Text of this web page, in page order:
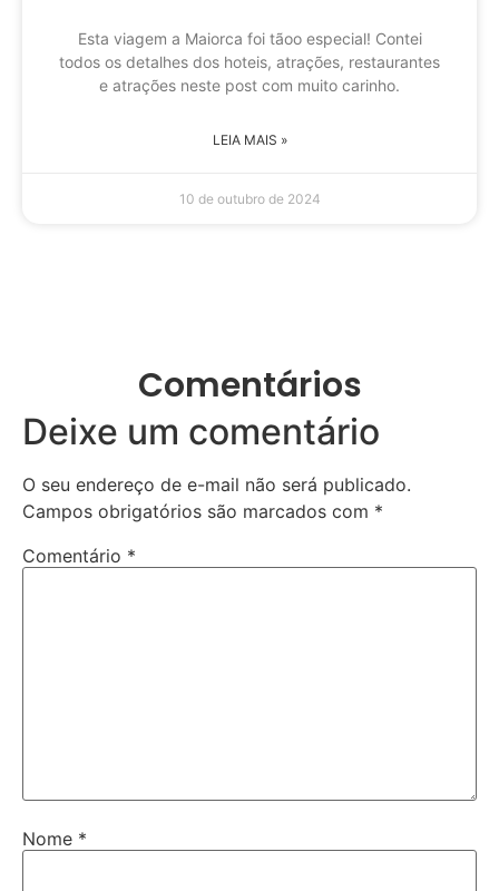
Esta viagem a Maiorca foi tãoo especial! Contei
todos os detalhes dos hoteis, atrações, restaurantes
e atrações neste post com muito carinho.
LEIA MAIS »
10 de outubro de 2024
Comentários
Deixe um comentário
O seu endereço de e-mail não será publicado.
Campos obrigatórios são marcados com *
Comentário *
Nome *